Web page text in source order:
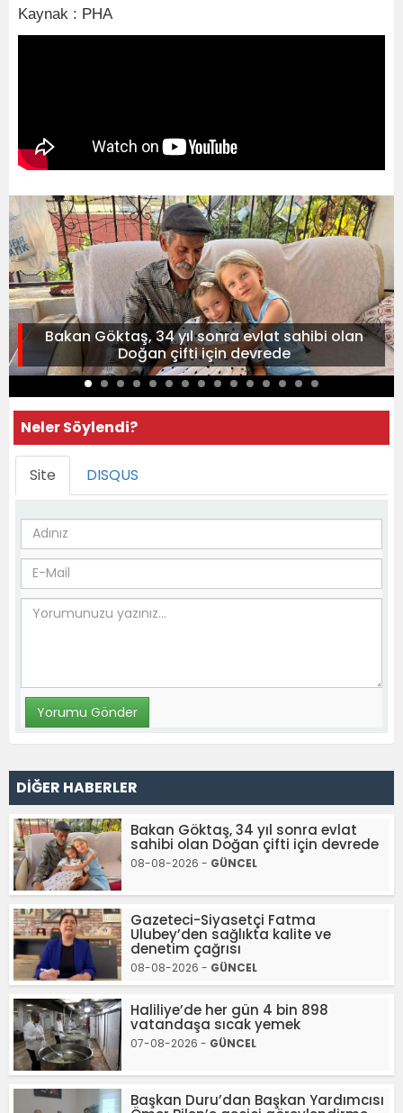
Kaynak : PHA
Bakan Göktaş, 34 yıl sonra evlat sahibi olan
Doğan çifti için devrede
Neler Söylendi?
Site DISQUS
DİĞER HABERLER
Bakan Göktaş, 34 yıl sonra evlat
sahibi olan Doğan çifti için devrede
08-08-2026 - GÜNCEL
Gazeteci-Siyasetçi Fatma
Ulubey’den sağlıkta kalite ve
denetim çağrısı
08-08-2026 - GÜNCEL
Haliliye’de her gün 4 bin 898
vatandaşa sıcak yemek
07-08-2026 - GÜNCEL
Başkan Duru’dan Başkan Yardımcısı